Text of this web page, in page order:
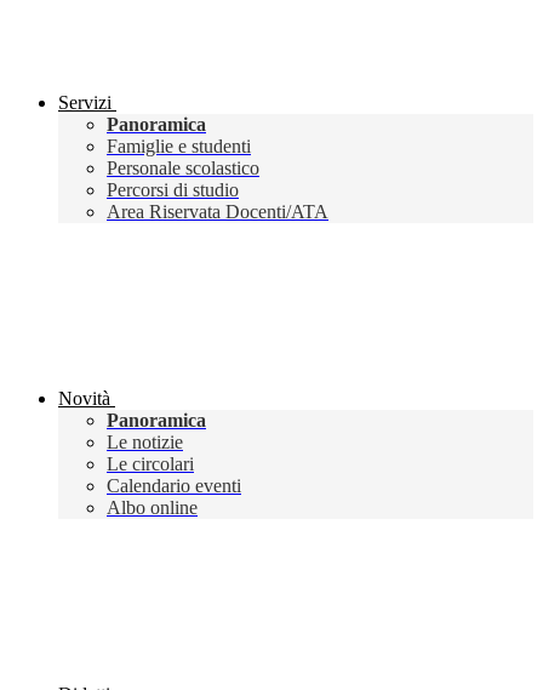
Servizi
Panoramica
Famiglie e studenti
Personale scolastico
Percorsi di studio
Area Riservata Docenti/ATA
Novità
Panoramica
Le notizie
Le circolari
Calendario eventi
Albo online